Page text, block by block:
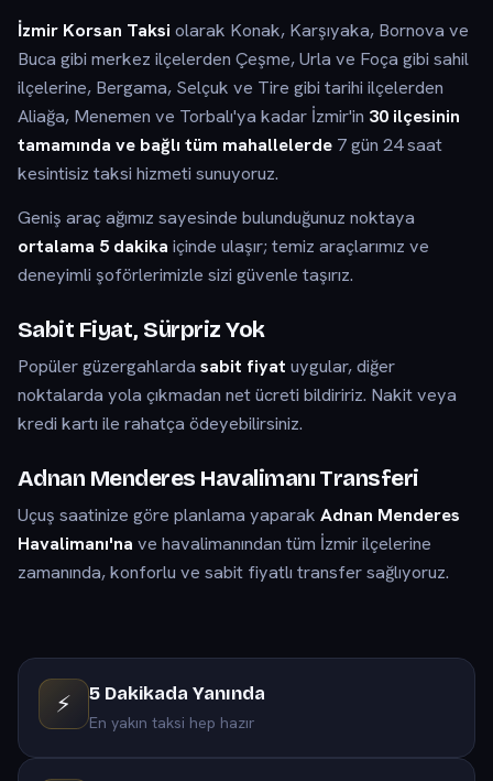
İzmir Korsan Taksi olarak Konak, Karşıyaka, Bornova ve
Buca gibi merkez ilçelerden Çeşme, Urla ve Foça gibi sahil
ilçelerine, Bergama, Selçuk ve Tire gibi tarihi ilçelerden
Aliağa, Menemen ve Torbalı'ya kadar İzmir'in 30 ilçesinin
tamamında ve bağlı tüm mahallelerde 7 gün 24 saat
kesintisiz taksi hizmeti sunuyoruz.
Geniş araç ağımız sayesinde bulunduğunuz noktaya
ortalama 5 dakika içinde ulaşır; temiz araçlarımız ve
deneyimli şoförlerimizle sizi güvenle taşırız.
Sabit Fiyat, Sürpriz Yok
Popüler güzergahlarda sabit fiyat uygular, diğer
noktalarda yola çıkmadan net ücreti bildiririz. Nakit veya
kredi kartı ile rahatça ödeyebilirsiniz.
Adnan Menderes Havalimanı Transferi
Uçuş saatinize göre planlama yaparak Adnan Menderes
Havalimanı'na ve havalimanından tüm İzmir ilçelerine
zamanında, konforlu ve sabit fiyatlı transfer sağlıyoruz.
⚡ 5 Dakikada Yanında
En yakın taksi hep hazır